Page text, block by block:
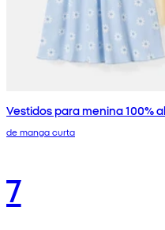
Vestidos para menina 100%
de manga curta
7